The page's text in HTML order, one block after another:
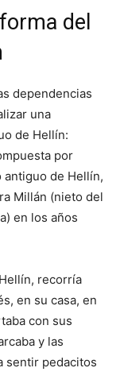
del
dependencias
una
de Hellín:
por
de Hellín,
Millán (nieto del
en los años
recorría
en su casa, en
con sus
y las
sentir pedacitos